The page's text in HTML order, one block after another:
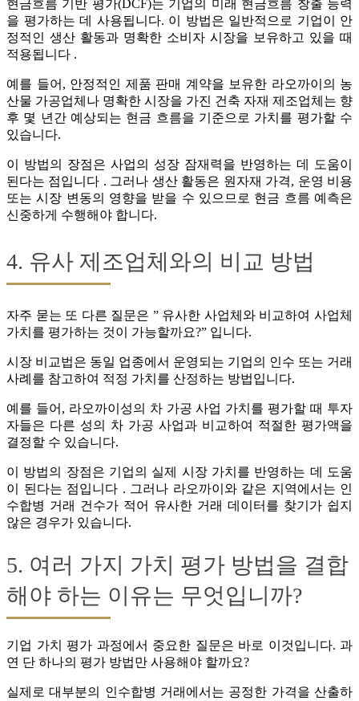
현금흐름 기반 평가(DCF)는 기업의 미래 현금흐름 창출 능력
을 평가하는 데 사용됩니다. 이 방법은 일반적으로 기업이 안
정적인 생산 활동과 명확한 소비자 시장을 보유하고 있을 때
적용됩니다 .
예를 들어, 안정적인 제품 판매 계약을 보유한 라오까이의 농
산물 가공업체나 명확한 시장을 가진 건축 자재 제조업체는 향
후 몇 년간 예상되는 현금 흐름을 기준으로 가치를 평가할 수
있습니다.
이 방법의 장점은 사업의 성장 잠재력을 반영하는 데 도움이
된다는 점입니다 . 그러나 생산 활동은 원자재 가격, 운영 비용
또는 시장 변동의 영향을 받을 수 있으므로 현금 흐름 예측은
신중하게 수행해야 합니다.
4. 유사 제조업체와의 비교 방법
자주 묻는 또 다른 질문은 ” 유사한 사업체와 비교하여 사업체
가치를 평가하는 것이 가능할까요?” 입니다.
시장 비교법은 동일 업종에서 운영되는 기업의 인수 또는 거래
사례를 참고하여 적정 가치를 산정하는 방법입니다.
예를 들어, 라오까이성의 차 가공 사업 가치를 평가할 때 투자
자들은 다른 성의 차 가공 사업과 비교하여 적절한 평가액을
결정할 수 있습니다.
이 방법의 장점은 기업의 실제 시장 가치를 반영하는 데 도움
이 된다는 점입니다 . 그러나 라오까이와 같은 지역에서는 인
수합병 거래 건수가 적어 유사한 거래 데이터를 찾기가 쉽지
않은 경우가 있습니다.
5. 여러 가지 가치 평가 방법을 결합
해야 하는 이유는 무엇입니까?
기업 가치 평가 과정에서 중요한 질문은 바로 이것입니다. 과
연 단 하나의 평가 방법만 사용해야 할까요?
실제로 대부분의 인수합병 거래에서는 공정한 가격을 산출하